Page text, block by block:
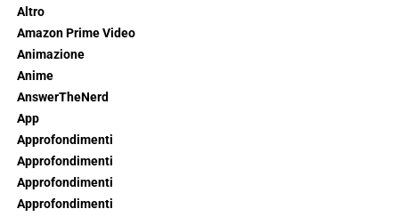
Altro
Amazon Prime Video
Animazione
Anime
AnswerTheNerd
App
Approfondimenti
Approfondimenti
Approfondimenti
Approfondimenti